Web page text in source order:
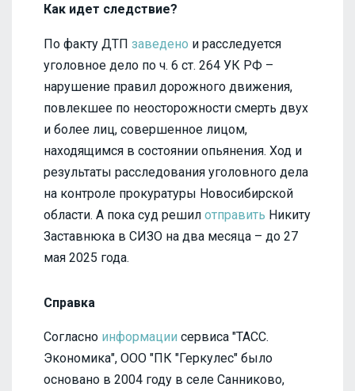
Как идет следствие?
По факту ДТП заведено и расследуется
уголовное дело по ч. 6 ст. 264 УК РФ –
нарушение правил дорожного движения,
повлекшее по неосторожности смерть двух
и более лиц, совершенное лицом,
находящимся в состоянии опьянения. Ход и
результаты расследования уголовного дела
на контроле прокуратуры Новосибирской
области. А пока суд решил отправить Никиту
Заставнюка в СИЗО на два месяца – до 27
мая 2025 года.
Справка
Согласно информации сервиса "ТАСС.
Экономика", ООО "ПК "Геркулес" было
основано в 2004 году в селе Санниково,